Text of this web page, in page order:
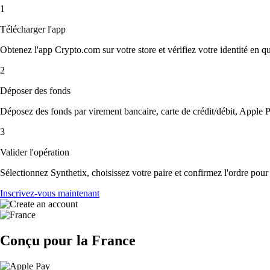
1
Télécharger l'app
Obtenez l'app Crypto.com sur votre store et vérifiez votre identité en
2
Déposer des fonds
Déposez des fonds par virement bancaire, carte de crédit/débit,
3
Valider l'opération
Sélectionnez Synthetix, choisissez votre paire et confirmez l'ordre
Inscrivez-vous maintenant
Conçu pour la France